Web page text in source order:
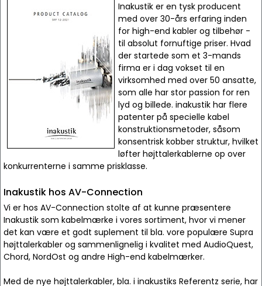
Inakustik er en tysk producent
med over 30-års erfaring inden
for high-end kabler og tilbehør -
til absolut fornuftige priser. Hvad
der startede som et 3-mands
firma er i dag vokset til en
virksomhed med over 50 ansatte,
som alle har stor passion for ren
lyd og billede. inakustik har flere
patenter på specielle kabel
konstruktionsmetoder, såsom
konsentrisk kobber struktur, hvilket
løfter højttalerkablerne op over
konkurrenterne i samme prisklasse.
Inakustik hos AV-Connection
Vi er hos AV-Connection stolte af at kunne præsentere
Inakustik som kabelmærke i vores sortiment, hvor vi mener
det kan være et godt suplement til bla. vore populære Supra
højttalerkabler og sammenlignelig i kvalitet med AudioQuest,
Chord, NordOst og andre High-end kabelmærker.
Med de nye højttalerkabler, bla. i inakustiks Referentz serie, har